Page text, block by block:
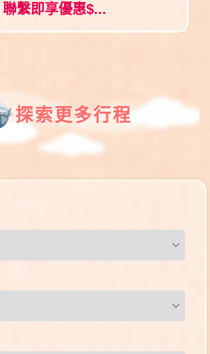
聯繫即享優惠$...
探索更多行程